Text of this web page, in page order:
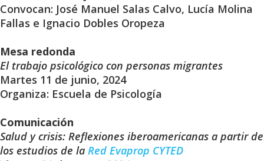
Convocan: José Manuel Salas Calvo, Lucía Molina
Fallas e Ignacio Dobles Oropeza
Mesa redonda
El trabajo psicológico con personas migrantes
Martes 11 de junio, 2024
Organiza: Escuela de Psicología
Comunicación
Salud y crisis: Reflexiones iberoamericanas a partir de
los estudios de la Red Evaprop CYTED